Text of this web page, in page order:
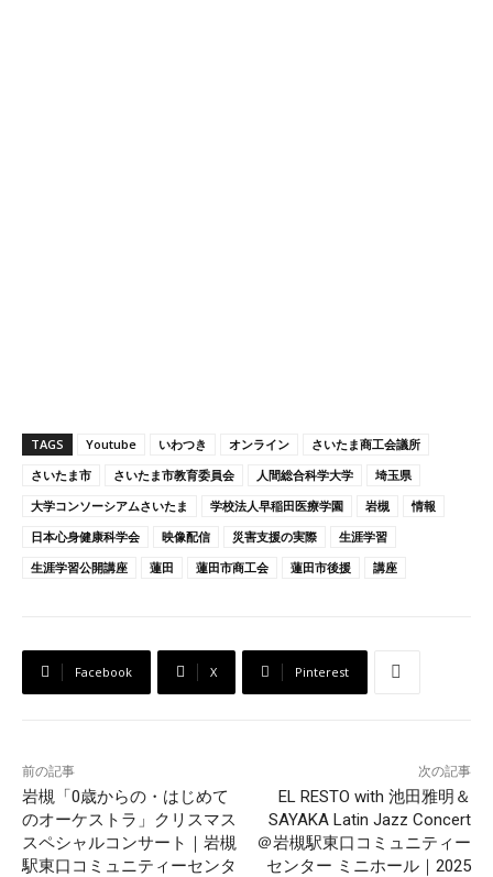
TAGS Youtube いわつき オンライン
さいたま商工会議所
さいたま市
さいたま市教育委員会 人間総合科学大学
埼玉県
大学コンソーシアムさいたま
学校法人早稲田医療学園 岩槻
情報
日本心身健康科学会
映像配信 災害支援の実際
生涯学習
生涯学習公開講座
蓮田 蓮田市商工会 蓮田市後援 講座
Facebook X Pinterest
前の記事
岩槻「0歳からの・はじめて
のオーケストラ」クリスマス
スペシャルコンサート｜岩槻
駅東口コミュニティーセンタ
次の記事
EL RESTO with 池田雅明＆
SAYAKA Latin Jazz Concert
＠岩槻駅東口コミュニティー
センター ミニホール｜2025